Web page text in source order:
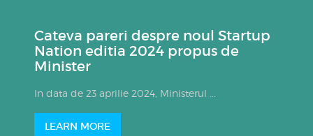
Cateva pareri despre noul Startup
Nation editia 2024 propus de
Minister
In data de 23 aprilie 2024, Ministerul ...
LEARN MORE